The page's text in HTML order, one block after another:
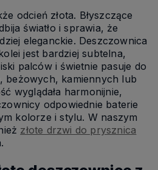
odcień złota. Błyszczące
światło i sprawia, że
eleganckie. Deszczownica
jest bardziej subtelna,
palców i świetnie pasuje do
beżowych, kamiennych lub
wyglądała harmonijnie,
odpowiednie baterie
kolorze i stylu. W naszym
złote drzwi do prysznica